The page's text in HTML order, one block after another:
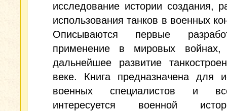
исследование истории создания,
использования танков в военных
Описываются первые
применение в мировых
дальнейшее развитие
веке. Книга предназначена для
военных специалистов и
интересуется военной